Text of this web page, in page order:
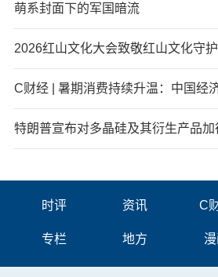
萌系封面下的军国暗流
2026红山文化大会致敬红山文化守
C财经 | 暑期消费持续升温：中国经
特朗普宣布对多晶硅及其衍生产品加
时评 资讯 C
专栏 地方